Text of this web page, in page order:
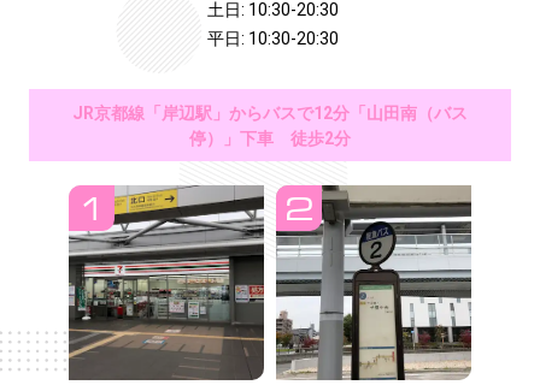
土日: 10:30-20:30
平日: 10:30-20:30
JR京都線「岸辺駅」からバスで12分「山田南（バス
停）」下車 徒歩2分